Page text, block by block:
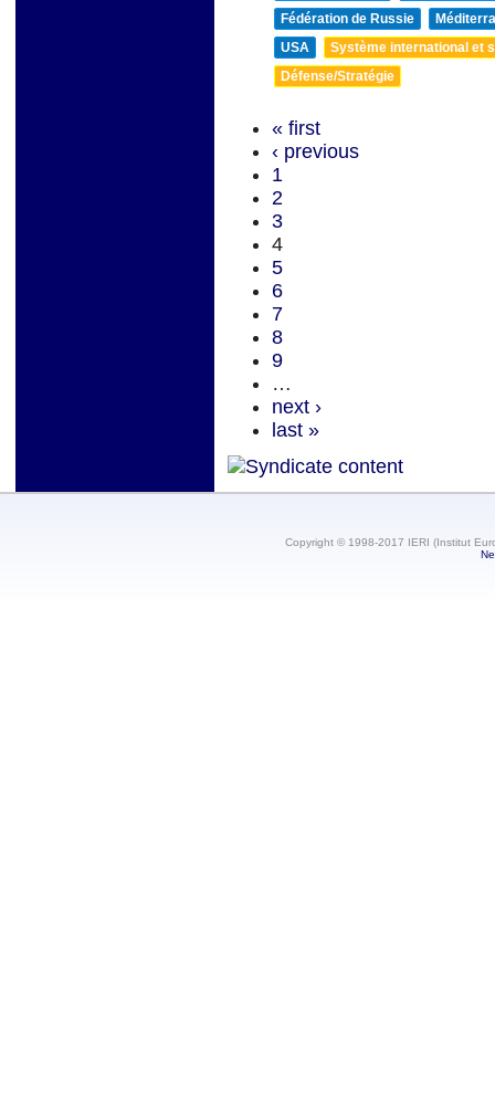
Fédération de Russie
USA
Système international et
Défense/Stratégie
« first
‹ previous
1
2
3
4
5
6
7
8
9
…
next ›
last »
Copyright © 1998-2017 IERI (Institut